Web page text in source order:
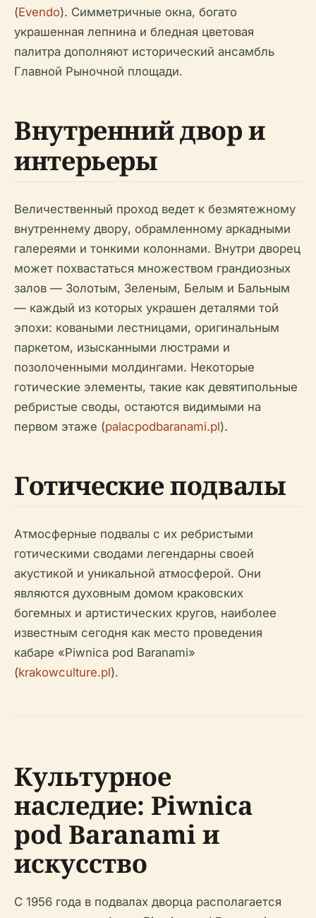
(Evendo). Симметричные окна, богато
украшенная лепнина и бледная цветовая
палитра дополняют исторический ансамбль
Главной Рыночной площади.
Внутренний двор и
интерьеры
Величественный проход ведет к безмятежному
внутреннему двору, обрамленному аркадными
галереями и тонкими колоннами. Внутри дворец
может похвастаться множеством грандиозных
залов — Золотым, Зеленым, Белым и Бальным
— каждый из которых украшен деталями той
эпохи: коваными лестницами, оригинальным
паркетом, изысканными люстрами и
позолоченными молдингами. Некоторые
готические элементы, такие как девятипольные
ребристые своды, остаются видимыми на
первом этаже (palacpodbaranami.pl).
Готические подвалы
Атмосферные подвалы с их ребристыми
готическими сводами легендарны своей
акустикой и уникальной атмосферой. Они
являются духовным домом краковских
богемных и артистических кругов, наиболее
известным сегодня как место проведения
кабаре «Piwnica pod Baranami»
(krakowculture.pl).
Культурное
наследие: Piwnica
pod Baranami и
искусство
С 1956 года в подвалах дворца располагается